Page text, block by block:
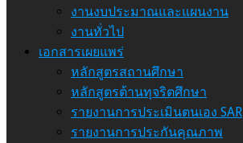
งานงบประมาณและแผนงาน
งานทั่วไป
เอกสารเผยแพร่
หลักสูตรสถานศึกษา
หลักสูตรต้านทุจริตศึกษา
รายงานการประเมินตนเอง SAR
รายงานการประกันคุณภาพ